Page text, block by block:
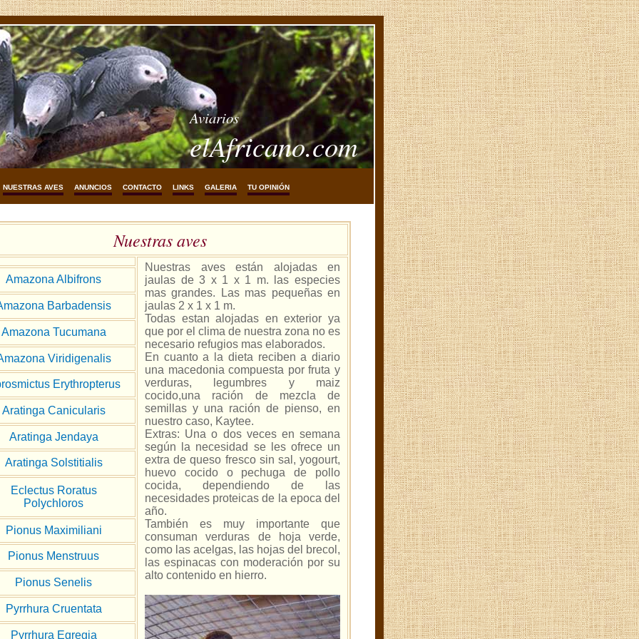
Aviarios
elAfricano.com
NUESTRAS AVES ANUNCIOS CONTACTO LINKS GALERIA TU OPINIÓN
Nuestras aves
Nuestras aves están alojadas en
jaulas de 3 x 1 x 1 m. las especies
mas grandes. Las mas pequeñas en
jaulas 2 x 1 x 1 m.
Todas estan alojadas en exterior ya
que por el clima de nuestra zona no es
necesario refugios mas elaborados.
En cuanto a la dieta reciben a diario
una macedonia compuesta por fruta y
verduras, legumbres y maiz
cocido,una ración de mezcla de
semillas y una ración de pienso, en
nuestro caso, Kaytee.
Extras: Una o dos veces en semana
según la necesidad se les ofrece un
extra de queso fresco sin sal, yogourt,
huevo cocido o pechuga de pollo
cocida, dependiendo de las
necesidades proteicas de la epoca del
año.
También es muy importante que
consuman verduras de hoja verde,
como las acelgas, las hojas del brecol,
las espinacas con moderación por su
alto contenido en hierro.
Amazona Albifrons
Barbadensis
Amazona Tucumana
Viridigenalis
Erythropterus
Aratinga Canicularis
Aratinga Jendaya
Aratinga Solstitialis
Eclectus Roratus
Polychloros
Pionus Maximiliani
Pionus Menstruus
Pionus Senelis
Pyrrhura Cruentata
Pyrrhura Egregia